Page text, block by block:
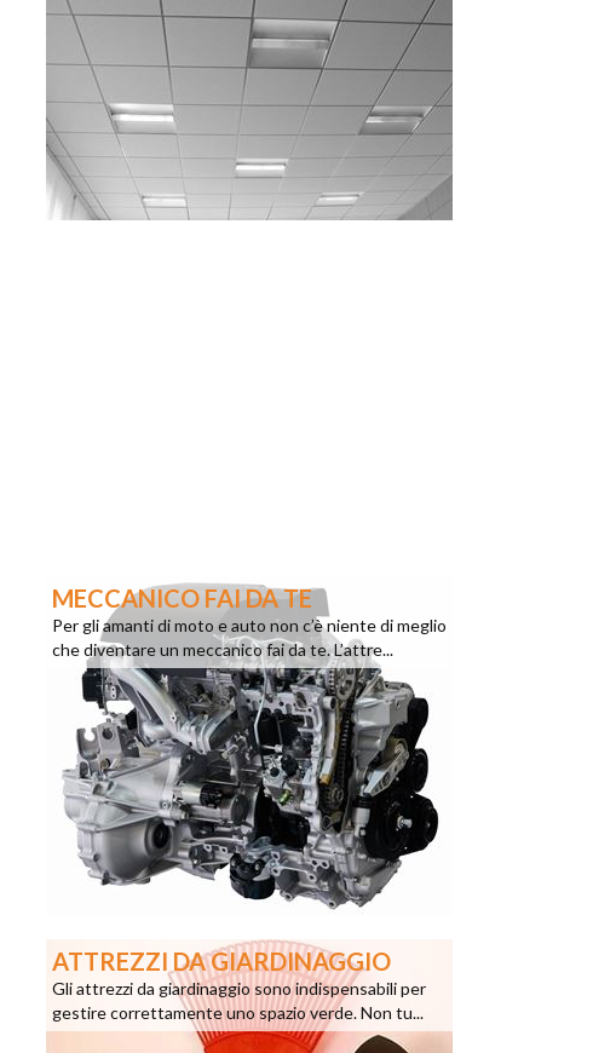
MECCANICO FAI DA TE
Per gli amanti di moto e auto non c’è niente di meglio
che diventare un meccanico fai da te. L’attre...
ATTREZZI DA GIARDINAGGIO
Gli attrezzi da giardinaggio sono indispensabili per
gestire correttamente uno spazio verde. Non tu...